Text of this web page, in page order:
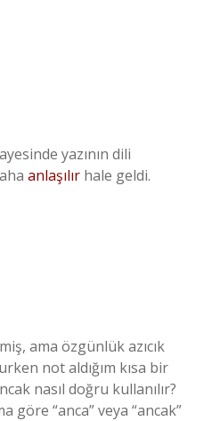
yazının dili
anlaşılır hale geldi.
ama özgünlük azıcık
not aldığım kısa bir
nasıl doğru kullanılır?
göre “anca” veya “ancak”